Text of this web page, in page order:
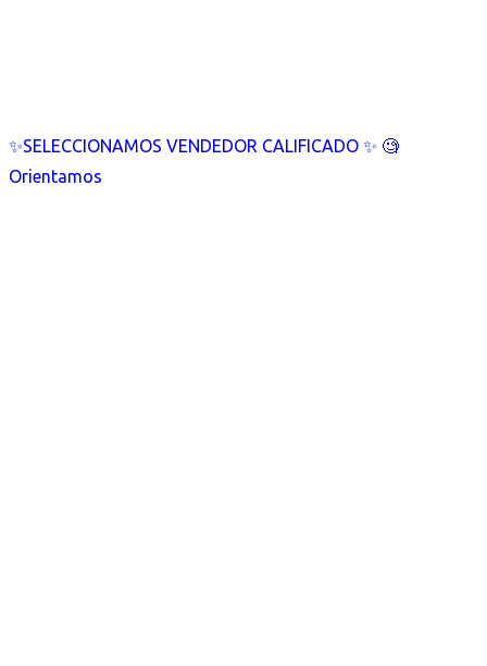
✨SELECCIONAMOS VENDEDOR CALIFICADO ✨ 🧐
Orientamos